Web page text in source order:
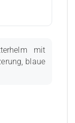
mit
blaue